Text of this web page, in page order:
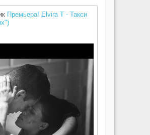
Премьера! Elvira T - Такси